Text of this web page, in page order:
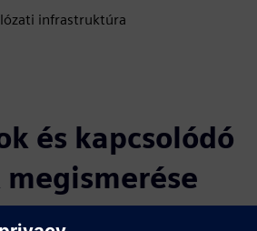
infrastruktúra
és kapcsolódó